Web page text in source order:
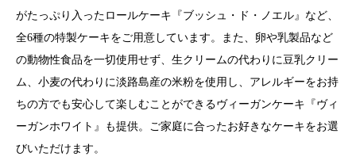
がたっぷり入ったロールケーキ『ブッシュ・ド・ノエル』など、
全6種の特製ケーキをご用意しています。また、卵や乳製品など
の動物性食品を一切使用せず、生クリームの代わりに豆乳クリー
ム、小麦の代わりに淡路島産の米粉を使用し、アレルギーをお持
ちの方でも安心して楽しむことができるヴィーガンケーキ『ヴィ
ーガンホワイト』も提供。ご家庭に合ったお好きなケーキをお選
びいただけます。